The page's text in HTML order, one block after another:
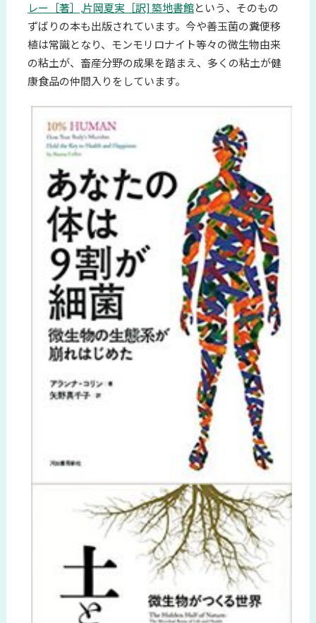
レー［著］,片岡夏実［訳] 築地書館という、そのもの
ずばりの本も出版されています。今や善玉菌の糞便移
植は常識となり、モンモリロナイト等々の微生物由来
の粘土が、畜産分野の成果を踏まえ、多くの粘土が健
康食品の仲間入りをしています。